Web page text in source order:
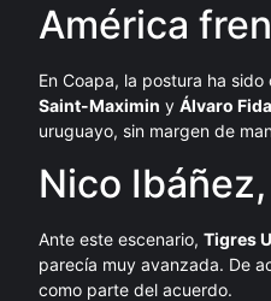
América
En Coapa, la postura ha sido
Saint-Maximin y Álvaro
uruguayo, sin margen de
Nico
Ante este escenario, Tigres
parecía muy avanzada. De
como parte del acuerdo.